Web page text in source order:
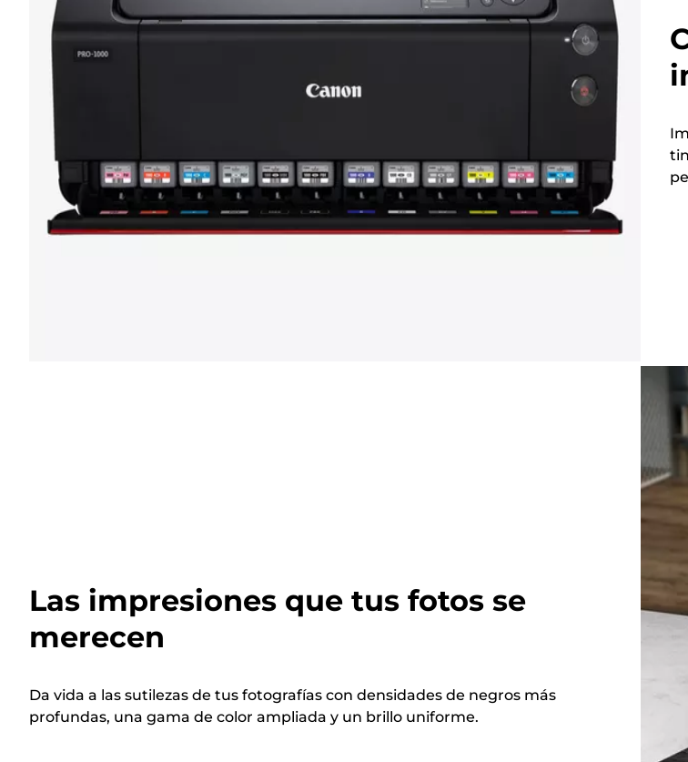
Las impresiones que tus fotos se
merecen
Da vida a las sutilezas de tus fotografías con densidades de negros más
profundas, una gama de color ampliada y un brillo uniforme.